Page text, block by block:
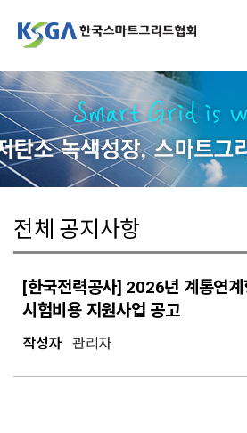
전체 공지사항
[한국전력공사] 2026년 계통연계
시험비용 지원사업 공고
작성자 관리자